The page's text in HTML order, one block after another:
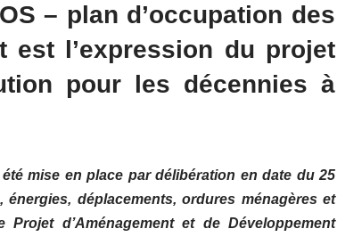
– plan d’occupation des
l’expression du projet
pour les décennies à
mise en place par délibération en date du 25
déplacements, ordures ménagères et
Projet d’Aménagement et de Développement